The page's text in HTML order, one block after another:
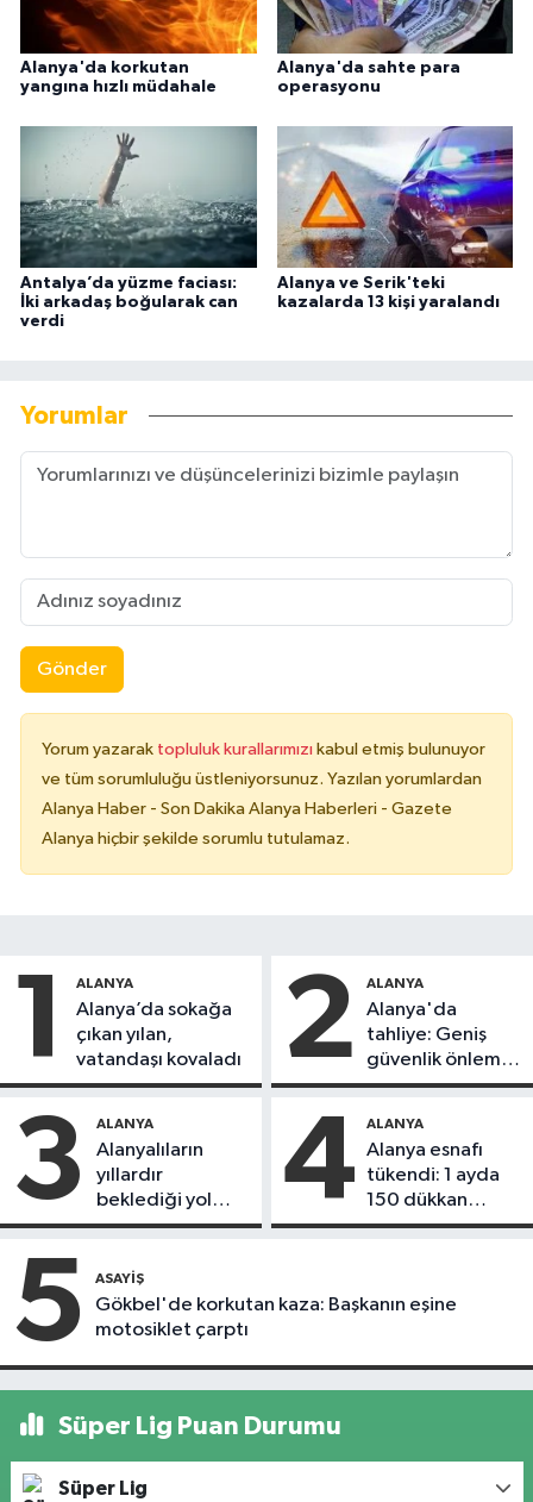
Alanya'da korkutan
yangına hızlı müdahale
Alanya'da sahte para
operasyonu
Antalya’da yüzme faciası:
İki arkadaş boğularak can
verdi
Alanya ve Serik'teki
kazalarda 13 kişi yaralandı
Yorumlar
Gönder
Yorum yazarak topluluk kurallarımızı kabul etmiş bulunuyor
ve tüm sorumluluğu üstleniyorsunuz. Yazılan yorumlardan
Alanya Haber - Son Dakika Alanya Haberleri - Gazete
Alanya hiçbir şekilde sorumlu tutulamaz.
1 ALANYA
Alanya’da sokağa
çıkan yılan,
vatandaşı kovaladı
2 ALANYA
Alanya'da
tahliye: Geniş
güvenlik önlemi
alındı
3 ALANYA
Alanyalıların
yıllardır
beklediği yol
askıdan döndü
4 ALANYA
Alanya esnafı
tükendi: 1 ayda
150 dükkan
kapandı
5 ASAYIŞ
Gökbel'de korkutan kaza: Başkanın eşine
motosiklet çarptı
Süper Lig Puan Durumu
Süper Lig